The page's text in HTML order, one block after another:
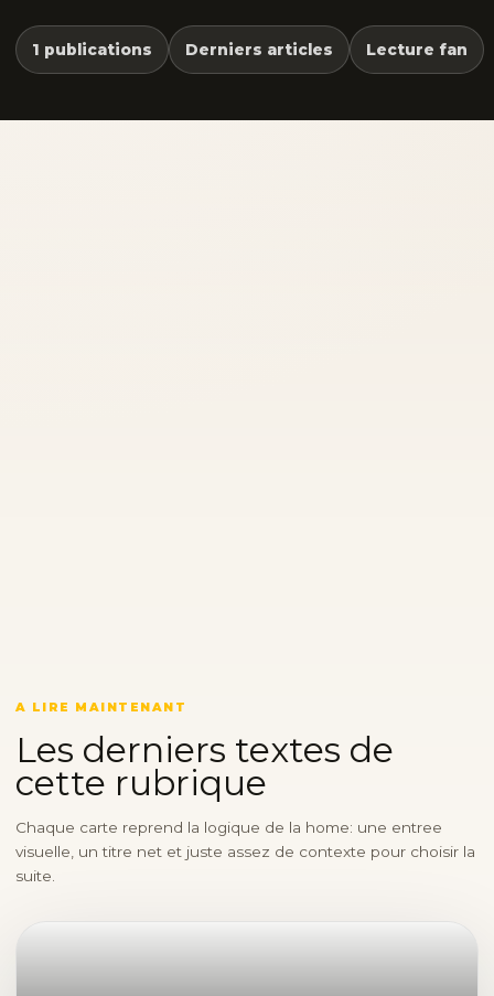
1 publications Derniers articles Lecture fan
A LIRE MAINTENANT
Les derniers textes de
cette rubrique
Chaque carte reprend la logique de la home: une entree
visuelle, un titre net et juste assez de contexte pour choisir la
suite.